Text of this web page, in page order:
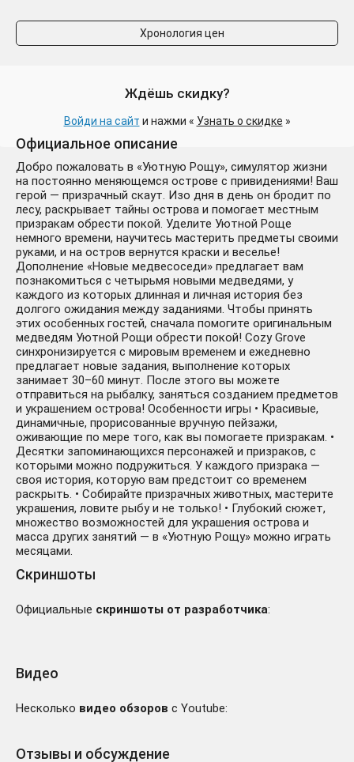
Хронология цен
Ждёшь скидку?
Войди на сайт и нажми « Узнать о скидке »
Официальное описание
Добро пожаловать в «Уютную Рощу», симулятор жизни
на постоянно меняющемся острове с привидениями! Ваш
герой — призрачный скаут. Изо дня в день он бродит по
лесу, раскрывает тайны острова и помогает местным
призракам обрести покой. Уделите Уютной Роще
немного времени, научитесь мастерить предметы своими
руками, и на остров вернутся краски и веселье!
Дополнение «Новые медвесоседи» предлагает вам
познакомиться с четырьмя новыми медведями, у
каждого из которых длинная и личная история без
долгого ожидания между заданиями. Чтобы принять
этих особенных гостей, сначала помогите оригинальным
медведям Уютной Рощи обрести покой! Cozy Grove
синхронизируется с мировым временем и ежедневно
предлагает новые задания, выполнение которых
занимает 30–60 минут. После этого вы можете
отправиться на рыбалку, заняться созданием предметов
и украшением острова! Особенности игры • Красивые,
динамичные, прорисованные вручную пейзажи,
оживающие по мере того, как вы помогаете призракам. •
Десятки запоминающихся персонажей и призраков, с
которыми можно подружиться. У каждого призрака —
своя история, которую вам предстоит со временем
раскрыть. • Собирайте призрачных животных, мастерите
украшения, ловите рыбу и не только! • Глубокий сюжет,
множество возможностей для украшения острова и
масса других занятий — в «Уютную Рощу» можно играть
месяцами.
Скриншоты
Официальные скриншоты от разработчика:
Видео
Несколько видео обзоров с Youtube:
Отзывы и обсуждение